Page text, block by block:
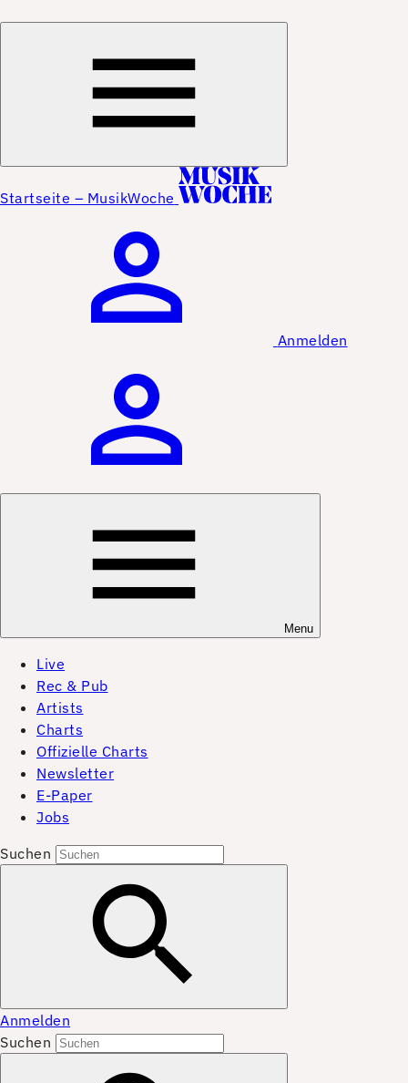
Startseite – MusikWoche
Anmelden
Menu
Live
Rec & Pub
Artists
Charts
Offizielle Charts
Newsletter
E-Paper
Jobs
Suchen
Anmelden
Suchen